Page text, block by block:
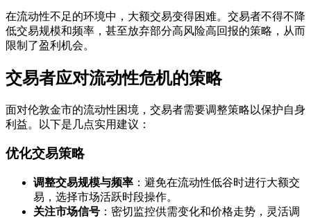
在流动性不足的环境中，大额交易变得困难。交易者不得不降
低交易规模和频率，甚至放弃部分高风险高回报的策略，从而
限制了盈利机会。
交易者应对流动性危机的策略
面对伦敦金市的流动性困境，交易者需要调整策略以保护自身
利益。以下是几点实用建议：
优化交易策略
调整交易规模与频率 ：避免在流动性低谷时进行大额交
易，选择市场活跃时段操作。
关注市场信号 ：密切监控供需变化和价格走势，灵活调